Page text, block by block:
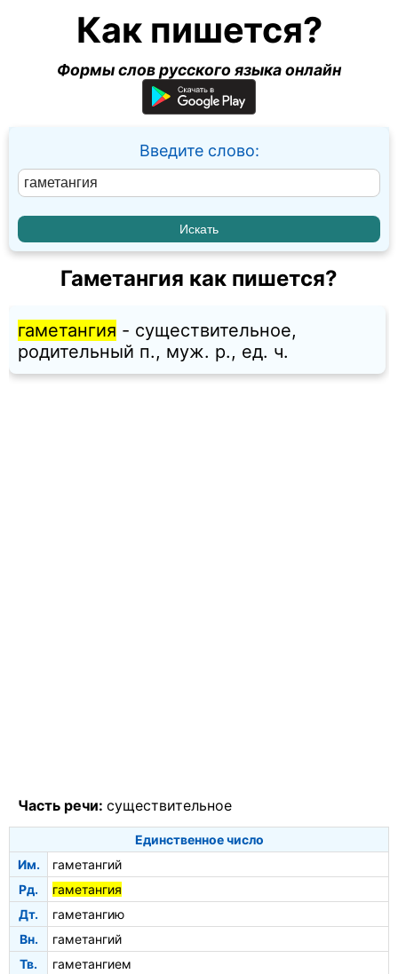
Как пишется?
Формы слов русского языка онлайн
Введите слово:
Гаметангия как пишется?
гаметангия - существительное,
родительный п., муж. p., ед. ч.
Часть речи: существительное
Единственное число
Им.
гаметангий
Рд.
гаметангия
Дт.
гаметангию
Вн.
гаметангий
Тв.
гаметангием